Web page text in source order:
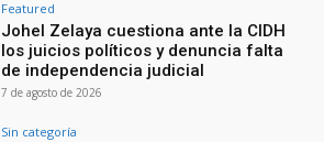
Featured
Johel Zelaya cuestiona ante la CIDH
los juicios políticos y denuncia falta
de independencia judicial
7 de agosto de 2026
Sin categoría